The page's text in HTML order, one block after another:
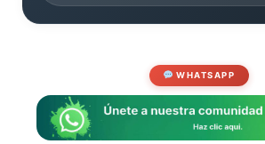
WHATSAPP